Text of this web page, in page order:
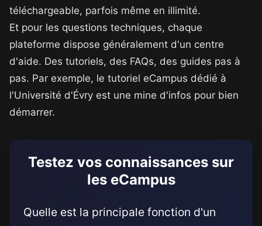
téléchargeable, parfois même en illimité.
Et pour les questions techniques, chaque
plateforme dispose généralement d'un centre
d'aide. Des tutoriels, des FAQs, des guides pas à
pas. Par exemple, le tutoriel eCampus dédié à
l'Université d'Évry est une mine d'infos pour bien
démarrer.
Testez vos connaissances sur
les eCampus
Quelle est la principale fonction d'un